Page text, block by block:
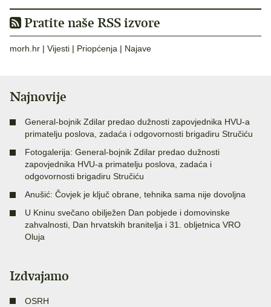
Pratite naše RSS izvore
morh.hr | Vijesti | Priopćenja | Najave
Najnovije
General-bojnik Zdilar predao dužnosti zapovjednika HVU-a
primatelju poslova, zadaća i odgovornosti brigadiru Stručiću
Fotogalerija: General-bojnik Zdilar predao dužnosti
zapovjednika HVU-a primatelju poslova, zadaća i
odgovornosti brigadiru Stručiću
Anušić: Čovjek je ključ obrane, tehnika sama nije dovoljna
U Kninu svečano obilježen Dan pobjede i domovinske
zahvalnosti, Dan hrvatskih branitelja i 31. obljetnica VRO
Oluja
Izdvajamo
OSRH